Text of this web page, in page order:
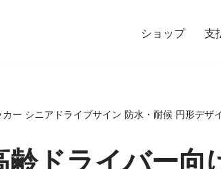
ショップ 支
ー シニアドライブサイン 防水・耐候 円形デ
齢ドライバー向